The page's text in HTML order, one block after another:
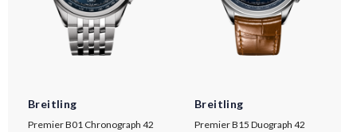
Breitling
Premier B01 Chronograph 42
Breitling
Premier B15 Duograph 42